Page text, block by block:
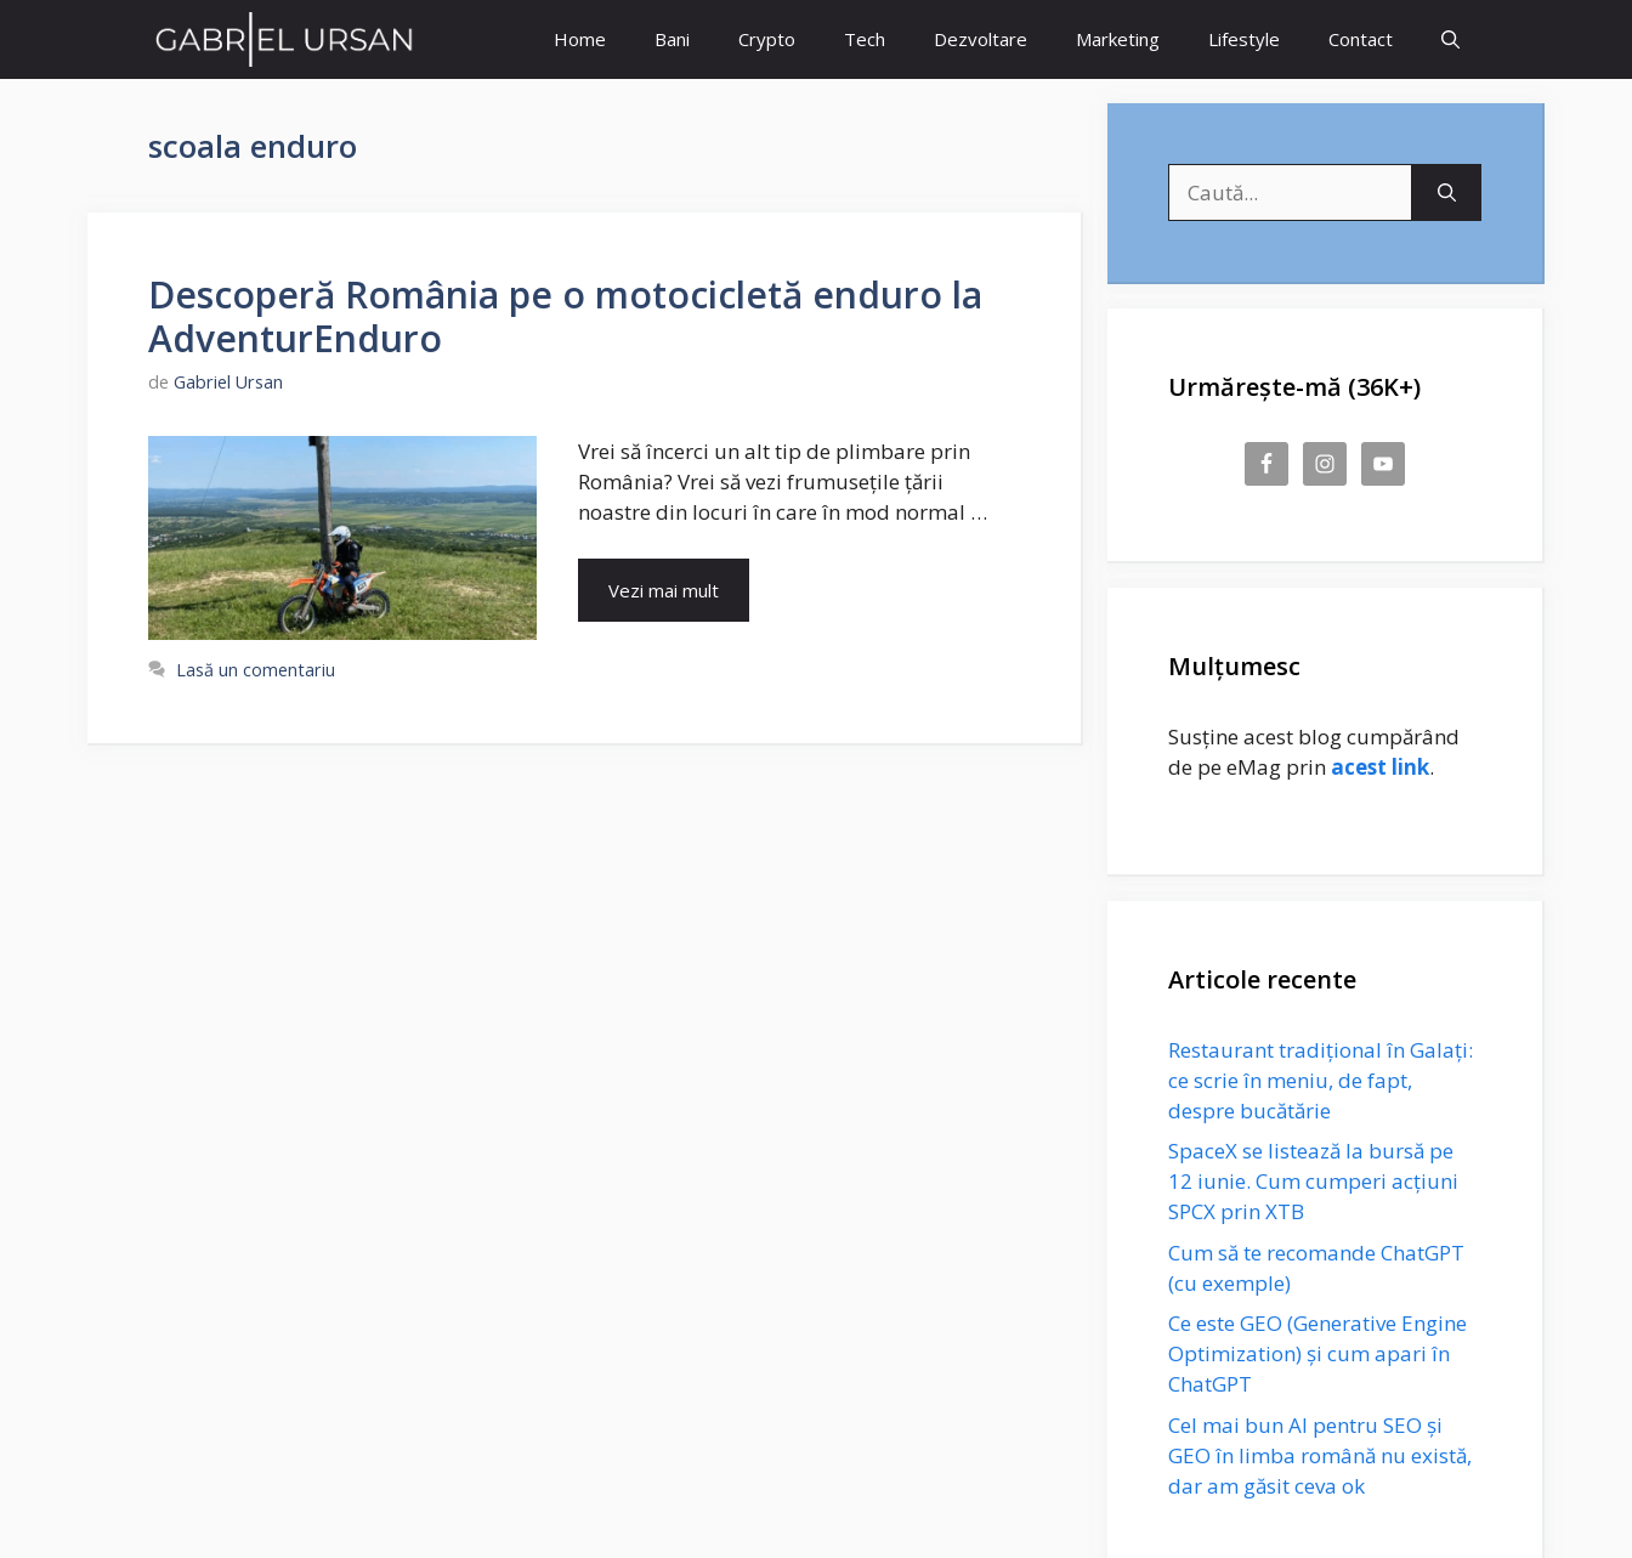
conținut
Home Bani Crypto Tech Dezvoltare Marketing Lifestyle Contact
scoala enduro
Descoperă România pe o motocicletă enduro la
AdventurEnduro
de Gabriel Ursan
Vrei să încerci un alt tip de plimbare prin
România? Vrei să vezi frumusețile țării
noastre din locuri în care în mod normal …
Vezi mai mult
Lasă un comentariu
după:
Urmărește-mă (36K+)
Mulțumesc
Susține acest blog cumpărând
de pe eMag prin acest link.
Articole recente
Restaurant tradițional în Galați:
ce scrie în meniu, de fapt,
despre bucătărie
SpaceX se listează la bursă pe
12 iunie. Cum cumperi acțiuni
SPCX prin XTB
Cum să te recomande ChatGPT
(cu exemple)
Ce este GEO (Generative Engine
Optimization) și cum apari în
ChatGPT
Cel mai bun AI pentru SEO și
GEO în limba română nu există,
dar am găsit ceva ok